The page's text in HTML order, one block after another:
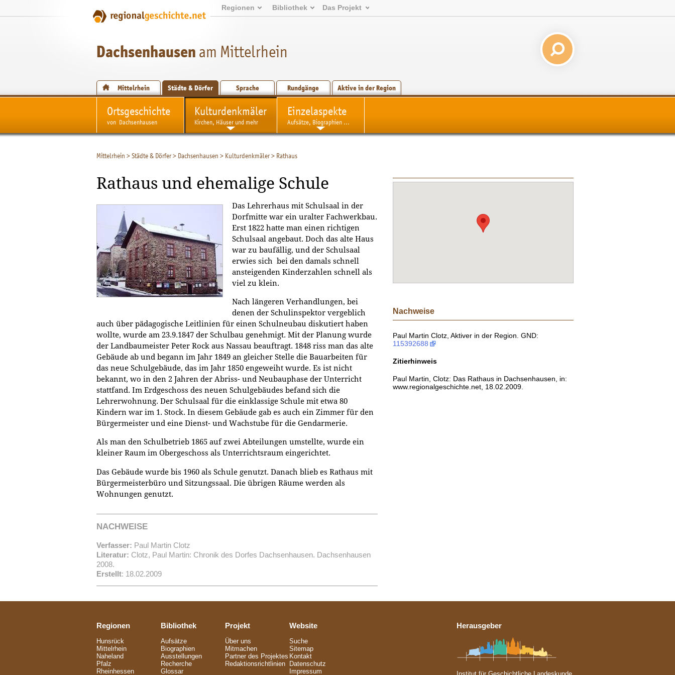
Regionen Bibliothek Das Projekt
Dachsenhausen am Mittelrhein
Mittelrhein Städte & Dörfer Sprache Rundgänge Aktive in der Region
Ortsgeschichte
von Dachsenhausen
Kulturdenkmäler
Kirchen, Häuser und mehr
Einzelaspekte
Aufsätze, Biographien ...
Mittelrhein >Städte & Dörfer> Dachsenhausen > Kulturdenkmäler> Rathaus
Rathaus und ehemalige Schule
Das Lehrerhaus mit Schulsaal in der
Dorfmitte war ein uralter Fachwerkbau.
Erst 1822 hatte man einen richtigen
Schulsaal angebaut. Doch das alte Haus
war zu baufällig, und der Schulsaal
erwies sich bei den damals schnell
ansteigenden Kinderzahlen schnell als
viel zu klein.
Nach längeren Verhandlungen, bei
denen der Schulinspektor vergeblich
auch über pädagogische Leitlinien für einen Schulneubau diskutiert haben
wollte, wurde am 23.9.1847 der Schulbau genehmigt. Mit der Planung wurde
der Landbaumeister Peter Rock aus Nassau beauftragt. 1848 riss man das alte
Gebäude ab und begann im Jahr 1849 an gleicher Stelle die Bauarbeiten für
das neue Schulgebäude, das im Jahr 1850 engeweiht wurde. Es ist nicht
bekannt, wo in den 2 Jahren der Abriss- und Neubauphase der Unterricht
stattfand. Im Erdgeschoss des neuen Schulgebäudes befand sich die
Lehrerwohnung. Der Schulsaal für die einklassige Schule mit etwa 80
Kindern war im 1. Stock. In diesem Gebäude gab es auch ein Zimmer für den
Bürgermeister und eine Dienst- und Wachstube für die Gendarmerie.
Als man den Schulbetrieb 1865 auf zwei Abteilungen umstellte, wurde ein
kleiner Raum im Obergeschoss als Unterrichtsraum eingerichtet.
Das Gebäude wurde bis 1960 als Schule genutzt. Danach blieb es Rathaus mit
Bürgermeisterbüro und Sitzungssaal. Die übrigen Räume werden als
Wohnungen genutzt.
NACHWEISE
Verfasser: Paul Martin Clotz
Literatur: Clotz, Paul Martin: Chronik des Dorfes Dachsenhausen. Dachsenhausen
2008.
Erstellt: 18.02.2009
Nachweise
Paul Martin Clotz, Aktiver in der Region. GND:
115392688
Zitierhinweis
Paul Martin, Clotz: Das Rathaus in Dachsenhausen, in:
www.regionalgeschichte.net, 18.02.2009.
Regionen
Hunsrück
Mittelrhein
Naheland
Pfalz
Rheinhessen
Bibliothek
Aufsätze
Biographien
Ausstellungen
Recherche
Glossar
Projekt
Über uns
Mitmachen
Partner des Projektes
Redaktionsrichtlinien
Website
Suche
Sitemap
Kontakt
Datenschutz
Impressum
Herausgeber